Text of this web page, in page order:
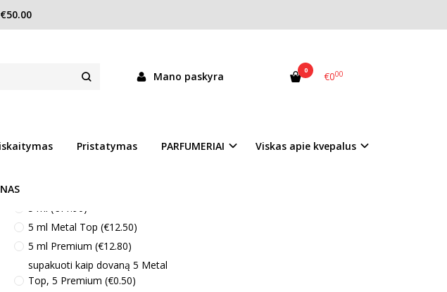
Mano paskyra 0 €000
Pristatymas PARFUMERIAI Viskas apie kvepalus
5 ml (€11.90)
5 ml Metal Top (€12.50)
5 ml Premium (€12.80)
supakuoti kaip dovaną 5 Metal
Top, 5 Premium (€0.50)